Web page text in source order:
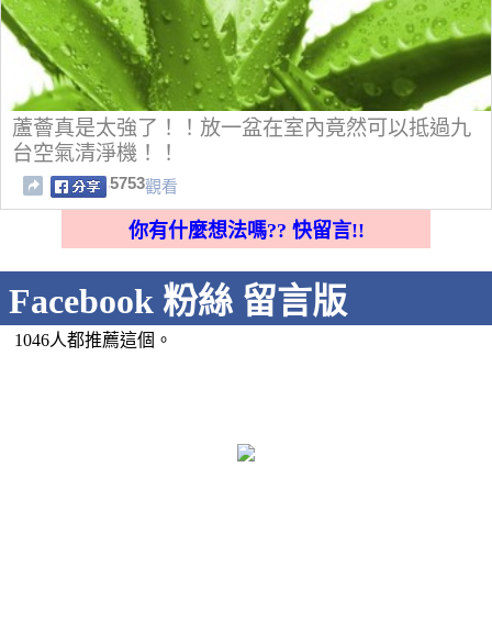
蘆薈真是太強了！！放一盆在室內竟然可以抵過九
台空氣清淨機！！
5753觀看
你有什麼想法嗎?? 快留言!!
Facebook 粉絲 留言版
1046人都推薦這個。